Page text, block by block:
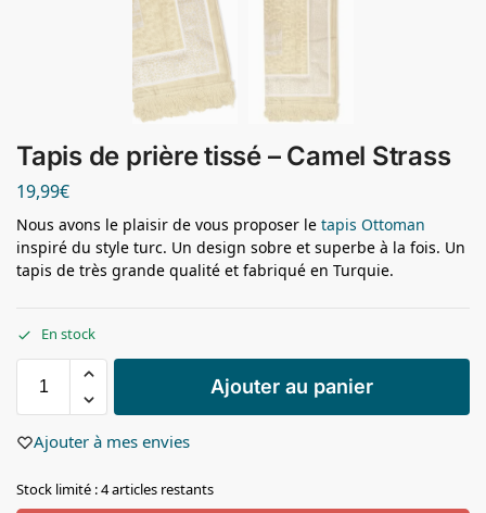
Tapis de prière tissé – Camel Strass
19,99€
Nous avons le plaisir de vous proposer le tapis Ottoman
inspiré du style turc. Un design sobre et superbe à la fois. Un
tapis de très grande qualité et fabriqué en Turquie.
En stock
Ajouter au panier
Ajouter à mes envies
Stock limité : 4 articles restants